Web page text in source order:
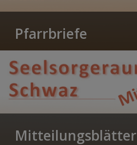
Pfarrbriefe
Mitteilungsblätter